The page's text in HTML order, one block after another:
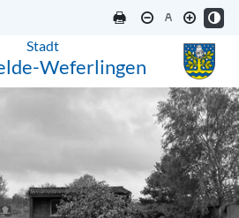
Stadt
Weferlingen